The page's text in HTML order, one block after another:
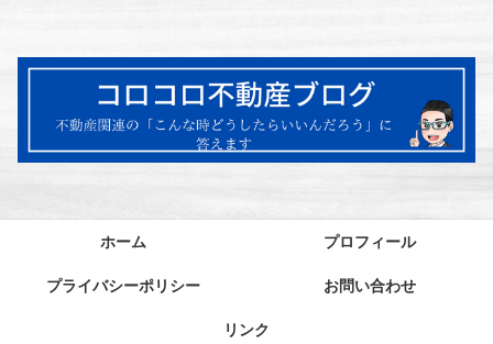
ホーム プロフィール
プライバシーポリシー お問い合わせ
リンク